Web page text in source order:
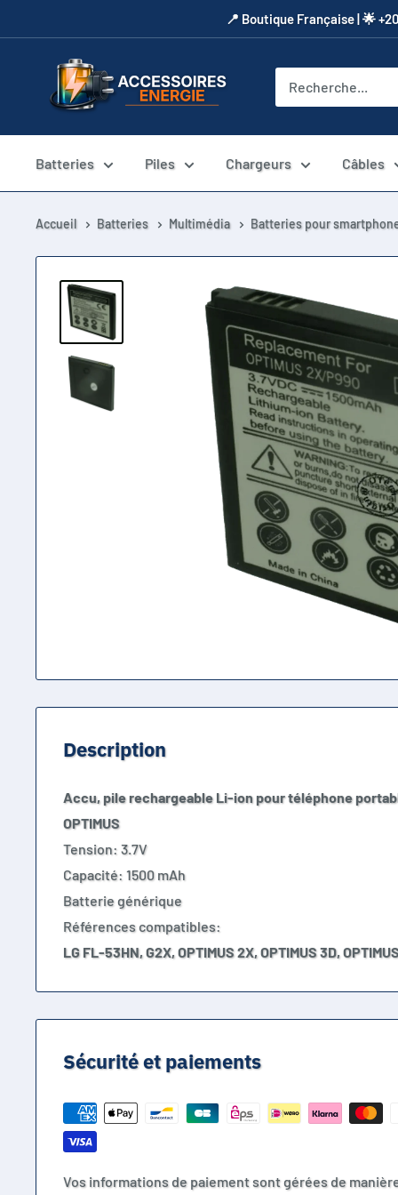
au
​📍​ Boutique Française | 🌟
Accessoires
Energie
Batteries Piles Chargeurs Câbles
Accueil Batteries Multimédia Batteries pour
Description
Accu, pile rechargeable Li-ion pour téléphone
OPTIMUS
Tension: 3.7V
Capacité: 1500 mAh
Batterie générique
Références compatibles:
LG FL-53HN,G2X,OPTIMUS 2X,OPTIMUS 3D,
Sécurité et paiements
Vos informations de paiement sont gérées de